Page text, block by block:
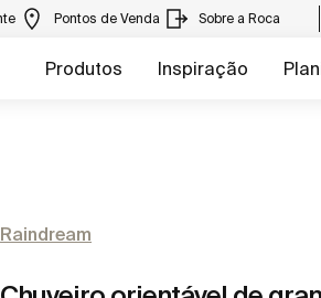
Pontos de Venda Sobre a Roca
Produtos Inspiração
Raindream